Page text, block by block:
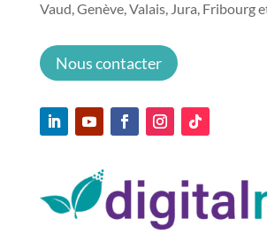
Vaud, Genève, Valais, Jura, Fribourg
Nous contacter